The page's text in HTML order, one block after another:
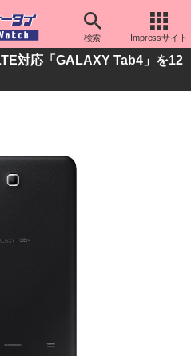
検索 Impressサイト
対応「GALAXY Tab4」を12